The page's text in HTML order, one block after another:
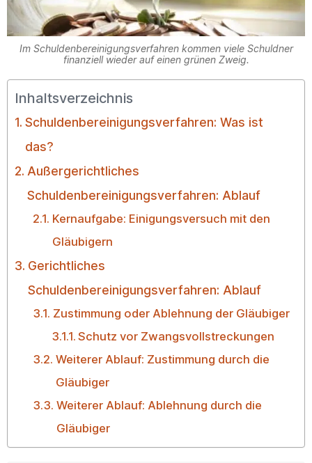
Im Schuldenbereinigungsverfahren kommen viele Schuldner
finanziell wieder auf einen grünen Zweig.
Inhaltsverzeichnis
Schuldenbereinigungsverfahren: Was ist
das?
Außergerichtliches
Schuldenbereinigungsverfahren: Ablauf
Kernaufgabe: Einigungsversuch mit den
Gläubigern
Gerichtliches
Schuldenbereinigungsverfahren: Ablauf
Zustimmung oder Ablehnung der Gläubiger
Schutz vor Zwangsvollstreckungen
Weiterer Ablauf: Zustimmung durch die
Gläubiger
Weiterer Ablauf: Ablehnung durch die
Gläubiger